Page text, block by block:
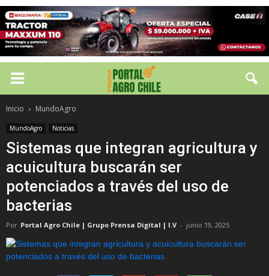
Inicio MundoAgro
MundoAgro Noticias
Sistemas que integran agricultura y
acuicultura buscarán ser
potenciados a través del uso de
bacterias
Por Portal Agro Chile | Grupo Prensa Digital | I.V - junio 19, 2025